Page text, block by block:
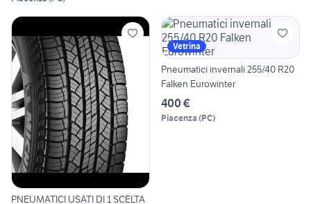
PNEUMATICI USATI DI 1 SCELTA
Vetrina
Pneumatici invernali 255/40 R20
Falken Eurowinter
400 €
Piacenza (PC)